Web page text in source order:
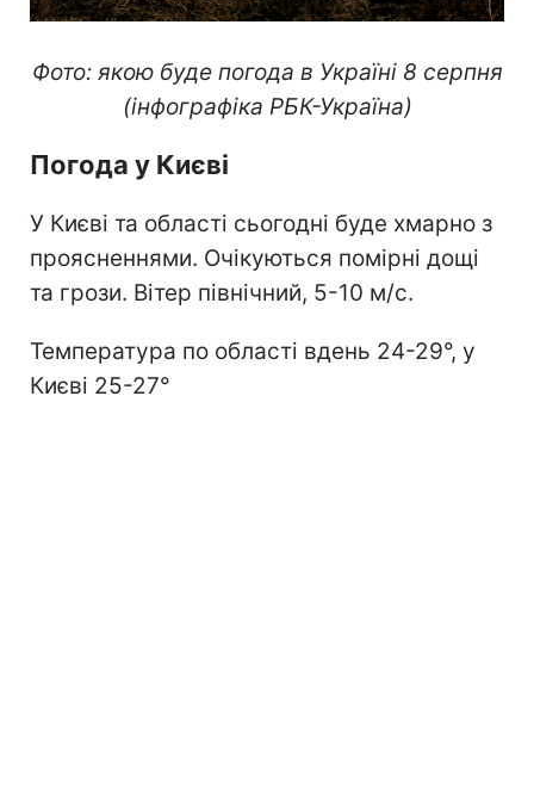
Фото: якою буде погода в Україні 8 серпня
(інфографіка РБК-Україна)
Погода у Києві
У Києві та області сьогодні буде хмарно з
проясненнями. Очікуються помірні дощі
та грози. Вітер північний, 5-10 м/с.
Температура по області вдень 24-29°, у
Києві 25-27°